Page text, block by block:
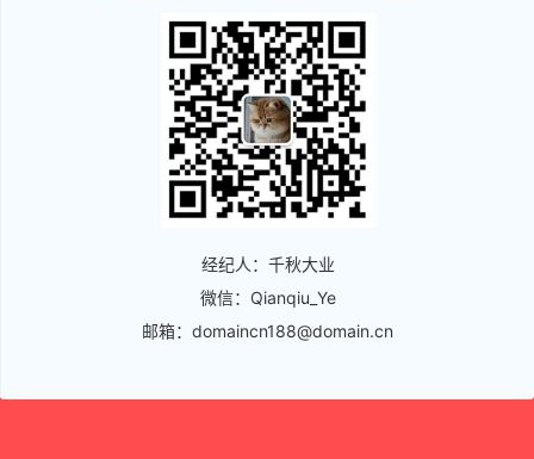
经纪人：千秋大业
微信：Qianqiu_Ye
邮箱：domaincn188@domain.cn